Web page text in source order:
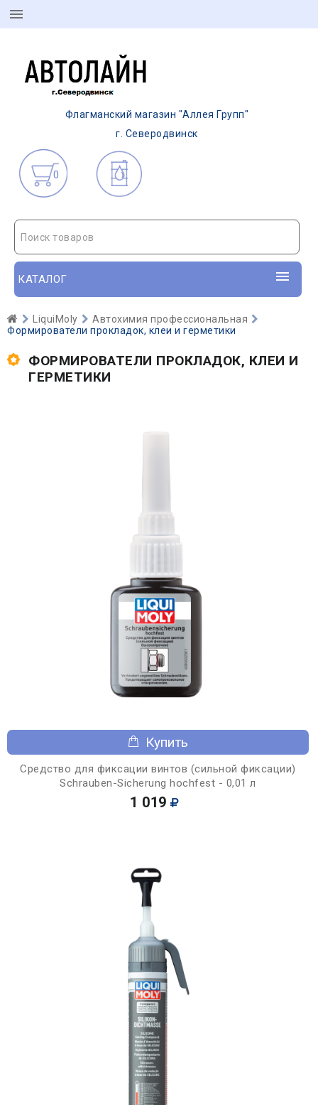
Флагманский магазин "Аллея Групп"
г. Северодвинск
0
Поиск товаров
КАТАЛОГ
LiquiMoly
Автохимия профессиональная
Формирователи прокладок, клеи и герметики
ФОРМИРОВАТЕЛИ ПРОКЛАДОК, КЛЕИ И
ГЕРМЕТИКИ
Купить
Средство для фиксации винтов (сильной фиксации)
Schrauben-Sicherung hochfest - 0,01 л
1 019